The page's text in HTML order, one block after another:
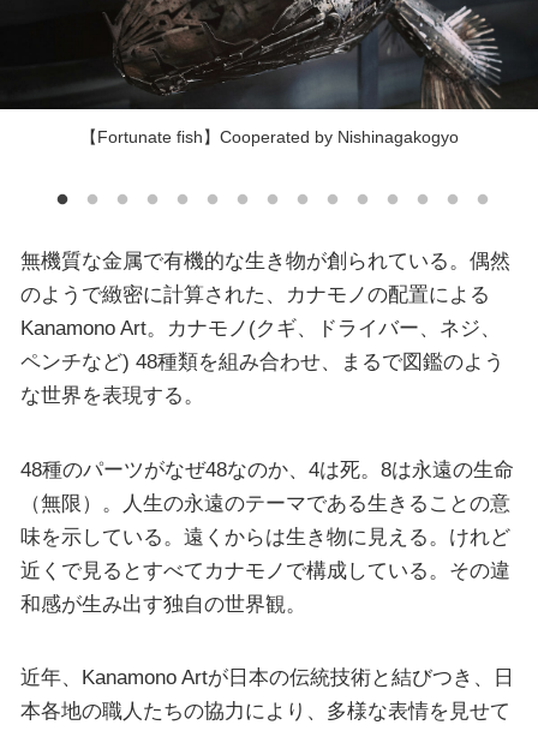
【Fortunate fish】Cooperated by Nishinagakogyo
無機質な金属で有機的な生き物が創られている。偶然
のようで緻密に計算された、カナモノの配置による
Kanamono Art。カナモノ(クギ、ドライバー、ネジ、
ペンチなど) 48種類を組み合わせ、まるで図鑑のよう
な世界を表現する。
48種のパーツがなぜ48なのか、4は死。8は永遠の生命
（無限）。人生の永遠のテーマである生きることの意
味を示している。遠くからは生き物に見える。けれど
近くで見るとすべてカナモノで構成している。その違
和感が生み出す独自の世界観。
近年、Kanamono Artが日本の伝統技術と結びつき、日
本各地の職人たちの協力により、多様な表情を見せて